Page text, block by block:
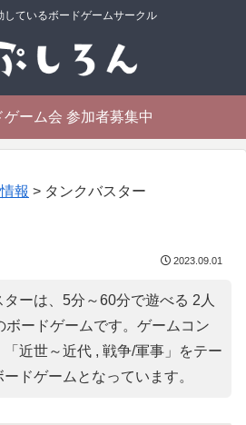
しているボードゲームサークル
ーム会 参加者募集中
報 > タンクバスター
2023.09.01
ターは、5分～60分で遊べる 2人
ボードゲームです。ゲームコン
近世～近代 , 戦争/軍事」をテー
ドゲームとなっています。